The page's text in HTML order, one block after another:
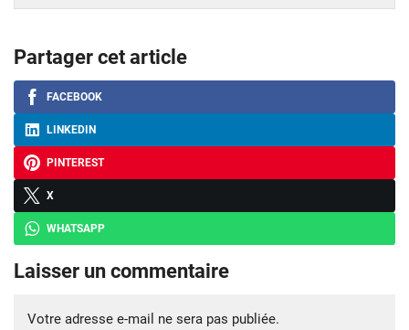
Partager cet article
FACEBOOK
LINKEDIN
PINTEREST
X
WHATSAPP
Laisser un commentaire
Votre adresse e-mail ne sera pas publiée.